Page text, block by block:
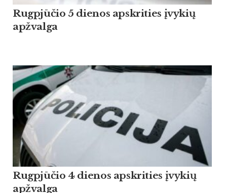
Rugpjūčio 5 dienos apskrities įvykių
apžvalga
Rugpjūčio 4 dienos apskrities įvykių
apžvalga